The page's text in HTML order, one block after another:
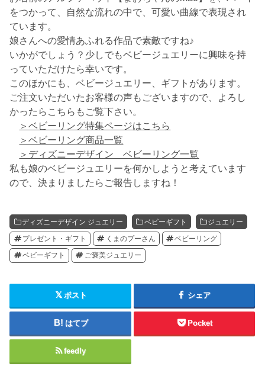
をつかって、自然な流れの中で、可愛い曲線で表現され
ています。
娘さんへの愛情あふれる作品で素敵ですね♪
いかがでしょう？少しでもベビージュエリーに興味を持
っていただけたら幸いです。
このほかにも、ベビージュエリー、ギフトがあります。
ご注文いただいたお客様の声もございますので、よろし
かったらこちらもご覧下さい。
＞ベビーリング特集ページはこちら
＞ベビーリング商品一覧
＞ディズニーデザイン ベビーリング一覧
私も娘のベビージュエリーを何かしようと考えています
ので、決まりましたらご報告しますね！
ディズニーデザイン ジュエリー ベビーギフト ジュエリー
プレゼント・ギフト くまのプーさん ベビーリング
ベビーギフト ご褒美ジュエリー
ポスト シェア
はてブ Pocket
feedly